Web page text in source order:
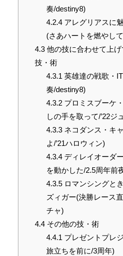
奏/destiny8)
4.2.4アレグリアスに
(さあハートを燃やし
4.3他の技に合わせて上
技・術
4.3.1 英雄達の戦歌・
奏/destiny8)
4.3.2プロミスブーケ
しの手を取って/’22ジ
4.3.3ネコダンス・キ
よ/’21ハロウィン)
4.3.4ディレイオーダ
を動かした/2.5周年前
4.3.5ロマンシングと
ズィガー(決勝レース
チャ)
4.4その他の技・術
4.4.1 プレゼントプレ
旅立ちを前に/3周年)